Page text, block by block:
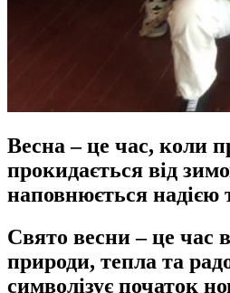
Весна – це час, коли
прокидається від
наповнюється надією
Свято весни – це час
природи, тепла та
символізує початок